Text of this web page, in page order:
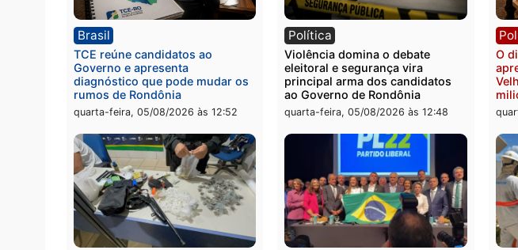
Polícia
Polícia Civil prende dois homens
por tortura, tráfico e posse de
arma em Itapuã
quinta-feira, 06/08/2026 às 08:59
Polícia
Homem é preso após furtar peça
de picanha e reagir a seguranças
em supermercado
quinta-feira, 06/08/2026 às 08:56